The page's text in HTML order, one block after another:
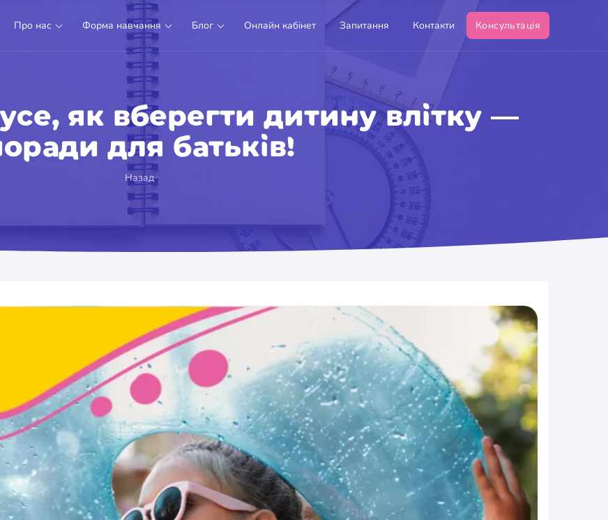
Про нас Форма навчання Блог Онлайн кабінет Запитання Контакти Консультація
як вберегти дитину влітку —
для батьків!